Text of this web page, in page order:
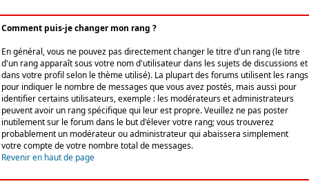
Comment puis-je changer mon rang ?
En général, vous ne pouvez pas directement changer le titre d'un rang (le titre
d'un rang apparaît sous votre nom d'utilisateur dans les sujets de discussions et
dans votre profil selon le thème utilisé). La plupart des forums utilisent les rangs
pour indiquer le nombre de messages que vous avez postés, mais aussi pour
identifier certains utilisateurs, exemple : les modérateurs et administrateurs
peuvent avoir un rang spécifique qui leur est propre. Veuillez ne pas poster
inutilement sur le forum dans le but d'élever votre rang; vous trouverez
probablement un modérateur ou administrateur qui abaissera simplement
votre compte de votre nombre total de messages.
Revenir en haut de page